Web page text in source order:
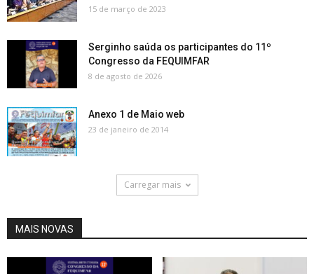
15 de março de 2023
Serginho saúda os participantes do 11º
Congresso da FEQUIMFAR
8 de agosto de 2026
Anexo 1 de Maio web
23 de janeiro de 2014
Carregar mais
MAIS NOVAS